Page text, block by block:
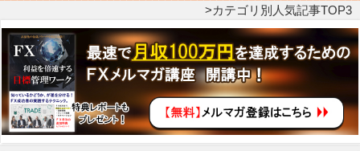
カテゴリ別人気記事TOP3